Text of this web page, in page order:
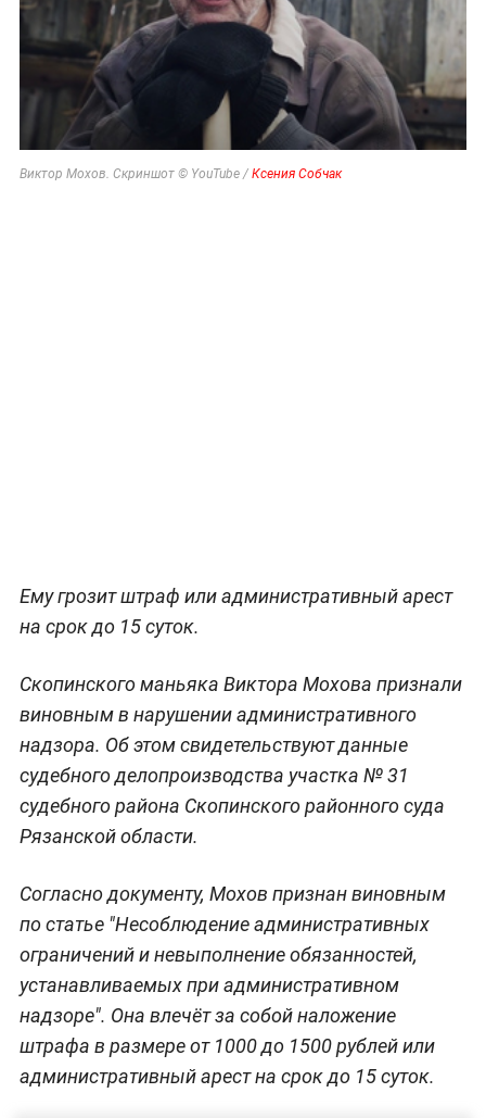
Виктор Мохов. Скриншот © YouTube / Ксения Собчак
Ему грозит штраф или административный арест
на срок до 15 суток.
Скопинского маньяка Виктора Мохова признали
виновным в нарушении административного
надзора. Об этом свидетельствуют данные
судебного делопроизводства участка № 31
судебного района Скопинского районного суда
Рязанской области.
Согласно документу, Мохов признан виновным
по статье "Несоблюдение административных
ограничений и невыполнение обязанностей,
устанавливаемых при административном
надзоре". Она влечёт за собой наложение
штрафа в размере от 1000 до 1500 рублей или
административный арест на срок до 15 суток.